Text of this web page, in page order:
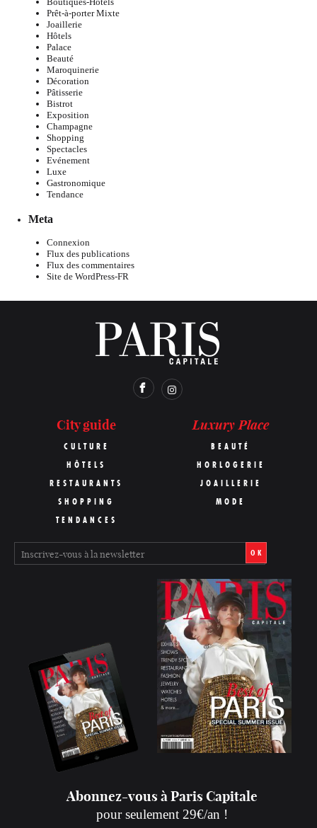
Prêt-à-porter Mixte
Joaillerie
Hôtels
Palace
Beauté
Maroquinerie
Décoration
Pâtisserie
Bistrot
Exposition
Champagne
Shopping
Spectacles
Evénement
Luxe
Gastronomique
Tendance
Meta
Connexion
Flux des publications
Flux des commentaires
Site de WordPress-FR
City guide
CULTURE
HÔTELS
RESTAURANTS
SHOPPING
TENDANCES
Luxury Place
BEAUTÉ
HORLOGERIE
JOAILLERIE
MODE
OK
Abonnez-vous à Paris Capitale
pour seulement 29€/an !